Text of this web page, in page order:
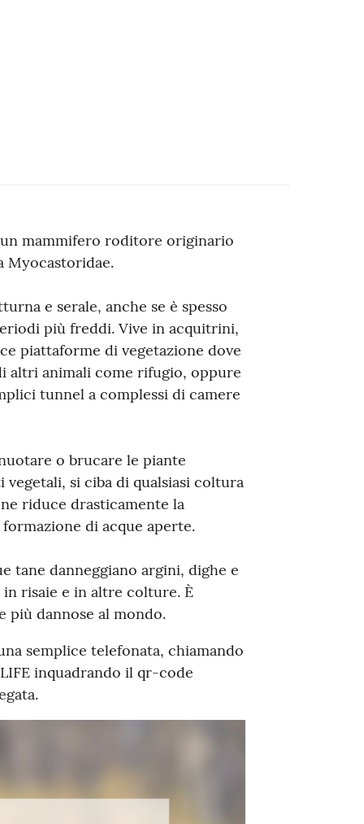
mammifero roditore originario
Myocastoridae.
e serale, anche se è spesso
più freddi. Vive in acquitrini,
piattaforme di vegetazione dove
altri animali come rifugio, oppure
tunnel a complessi di camere
o brucare le piante
si ciba di qualsiasi coltura
riduce drasticamente la
di acque aperte.
tane danneggiano argini, dighe e
risaie e in altre colture. È
più dannose al mondo.
semplice telefonata, chiamando
inquadrando il qr-code